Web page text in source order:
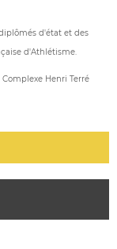
d'état et des
d'Athlétisme.
Henri Terré